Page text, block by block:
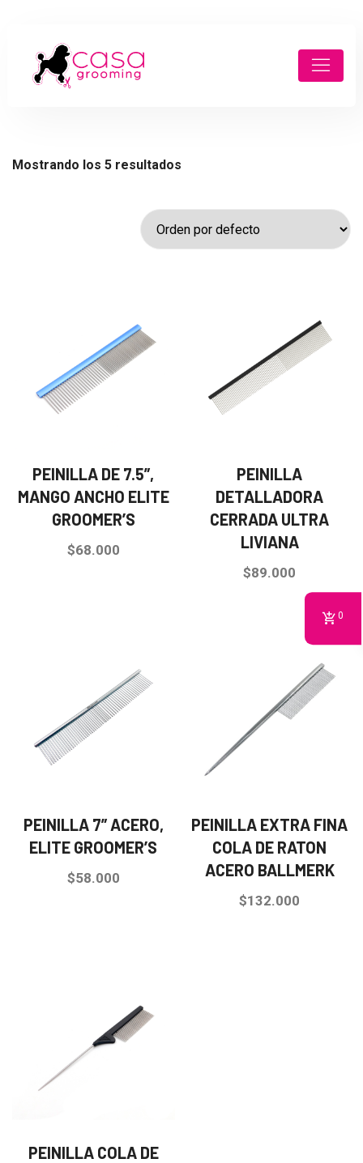
Mostrando los 5 resultados
PEINILLA DE 7.5”,
MANGO ANCHO ELITE
GROOMER’S
$68.000
PEINILLA
DETALLADORA
CERRADA ULTRA
LIVIANA
$89.000
PEINILLA 7” ACERO,
ELITE GROOMER’S
$58.000
PEINILLA EXTRA FINA
COLA DE RATON
ACERO BALLMERK
$132.000
PEINILLA COLA DE
0